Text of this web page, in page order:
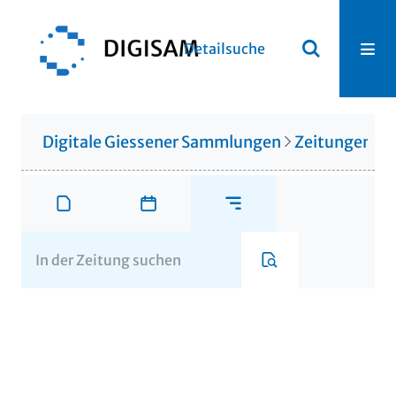
Detailsuche
Digitale Giessener Sammlungen Zeitungen